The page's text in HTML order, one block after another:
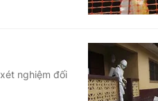
nghiệm đối